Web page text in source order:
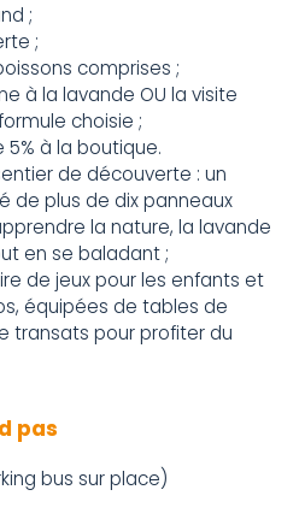
;
;
comprises ;
à la lavande OU la visite
choisie ;
à la boutique.
de découverte : un
de plus de dix panneaux
la nature, la lavande
en se baladant ;
de jeux pour les enfants et
équipées de tables de
transats pour profiter du
pas
bus sur place)